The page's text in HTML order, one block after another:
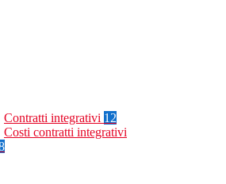
Contratti integrativi 12
Costi contratti integrativi